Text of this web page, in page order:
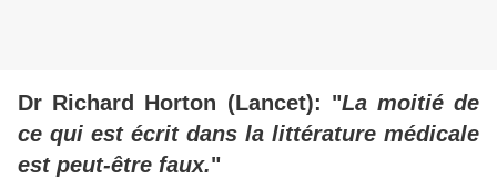
Dr Richard Horton (Lancet): "La moitié de
ce qui est écrit dans la littérature médicale
est peut-être faux."